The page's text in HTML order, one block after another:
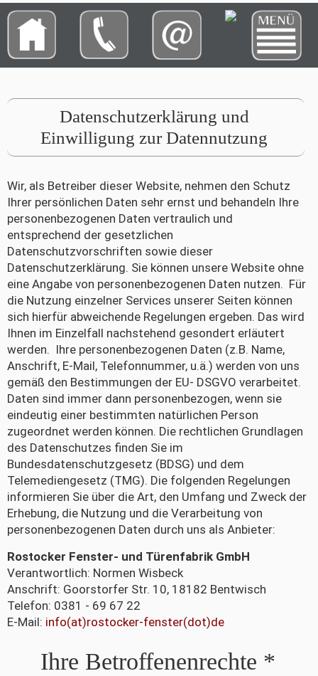
Datenschutzerklärung und
Einwilligung zur Datennutzung
Wir, als Betreiber dieser Website, nehmen den Schutz
Ihrer persönlichen Daten sehr ernst und behandeln Ihre
personenbezogenen Daten vertraulich und
entsprechend der gesetzlichen
Datenschutzvorschriften sowie dieser
Datenschutzerklärung. Sie können unsere Website ohne
eine Angabe von personenbezogenen Daten nutzen. Für
die Nutzung einzelner Services unserer Seiten können
sich hierfür abweichende Regelungen ergeben. Das wird
Ihnen im Einzelfall nachstehend gesondert erläutert
werden. Ihre personenbezogenen Daten (z.B. Name,
Anschrift, E-Mail, Telefonnummer, u.ä.) werden von uns
gemäß den Bestimmungen der EU- DSGVO verarbeitet.
Daten sind immer dann personenbezogen, wenn sie
eindeutig einer bestimmten natürlichen Person
zugeordnet werden können. Die rechtlichen Grundlagen
des Datenschutzes finden Sie im
Bundesdatenschutzgesetz (BDSG) und dem
Telemediengesetz (TMG). Die folgenden Regelungen
informieren Sie über die Art, den Umfang und Zweck der
Erhebung, die Nutzung und die Verarbeitung von
personenbezogenen Daten durch uns als Anbieter:
Rostocker Fenster- und Türenfabrik GmbH
Verantwortlich: Normen Wisbeck
Anschrift: Goorstorfer Str. 10, 18182 Bentwisch
Telefon: 0381 - 69 67 22
E-Mail: info(at)rostocker-fenster(dot)de
Ihre Betroffenenrechte *